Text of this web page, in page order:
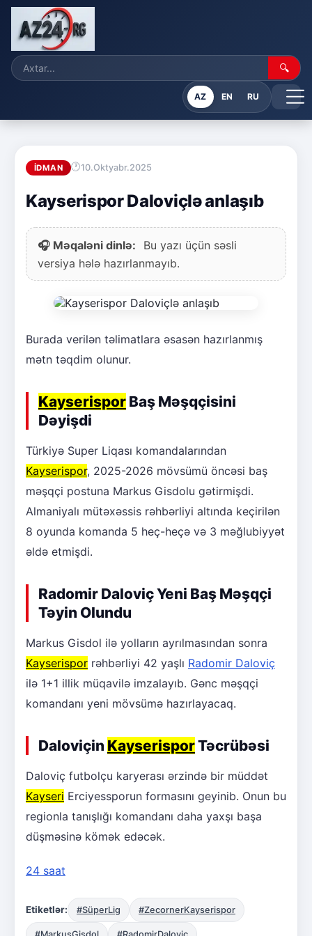
🔍
AZ EN RU
İDMAN 10.Oktyabr.2025
Kayserispor Daloviçlə anlaşıb
🎧 Məqaləni dinlə:
Bu yazı üçün səsli
versiya hələ hazırlanmayıb.
Burada verilən təlimatlara əsasən hazırlanmış
mətn təqdim olunur.
Kayserispor Baş Məşqçisini
Dəyişdi
Türkiyə Super Liqası komandalarından
Kayserispor, 2025-2026 mövsümü öncəsi baş
məşqçi postuna Markus Gisdolu gətirmişdi.
Almaniyalı mütəxəssis rəhbərliyi altında keçirilən
8 oyunda komanda 5 heç-heçə və 3 məğlubiyyət
əldə etmişdi.
Radomir Daloviç Yeni Baş Məşqçi
Təyin Olundu
Markus Gisdol ilə yolların ayrılmasından sonra
Kayserispor rəhbərliyi 42 yaşlı Radomir Daloviç
ilə 1+1 illik müqavilə imzalayıb. Gənc məşqçi
komandanı yeni mövsümə hazırlayacaq.
Daloviçin KayserisporTəcrübəsi
Daloviç futbolçu karyerası ərzində bir müddət
Kayseri Erciyessporun formasını geyinib. Onun bu
regionla tanışlığı komandanı daha yaxşı başa
düşməsinə kömək edəcək.
24 saat
Etiketlər: #SüperLig #ZecornerKayserispor